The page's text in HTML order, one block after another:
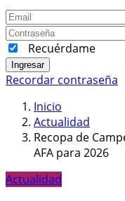
Recuérdame
Ingresar
Recordar contraseña
Inicio
Actualidad
Recopa de
AFA para 2026
Actualidad